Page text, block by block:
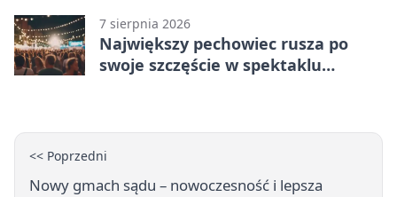
7 sierpnia 2026
Największy pechowiec rusza po
swoje szczęście w spektaklu
<< Poprzedni
Nowy gmach sądu – nowoczesność i lepsza